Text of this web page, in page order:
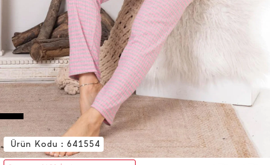
Ürün Kodu : 641554